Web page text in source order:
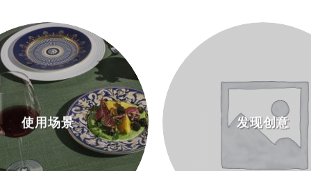
使用场景 发现创意